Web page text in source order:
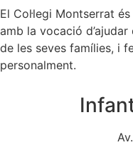
El Col·legi Montserrat
amb la vocació
de les seves famílies, i
personalment.